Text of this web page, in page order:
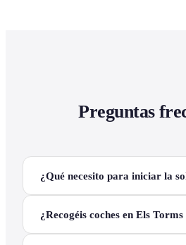
Preguntas
¿Qué necesito para iniciar la
¿Recogéis coches en Els